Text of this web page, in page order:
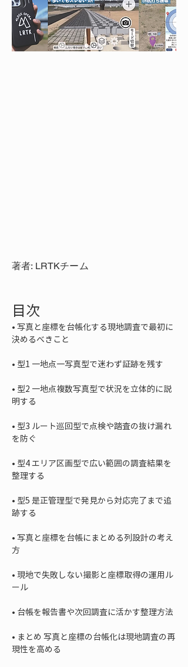
著者: LRTKチーム
目次
• 写真と座標を台帳化する現地調査で最初に
•
• 型2 一地点複数写真型で状況を立体的に説
• 型3 ルート巡回型で点検や踏査の抜け漏れ
• 型4 エリア区画型で広い範囲の調査結果を
• 型5 是正管理型で発見から対応完了まで追
• 写真と座標を台帳にまとめる列設計の考え
• 現地で失敗しない撮影と座標取得の運用ル
•
• まとめ 写真と座標の台帳化は現地調査の再
現性を高める